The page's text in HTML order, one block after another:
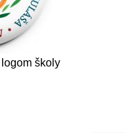
školy